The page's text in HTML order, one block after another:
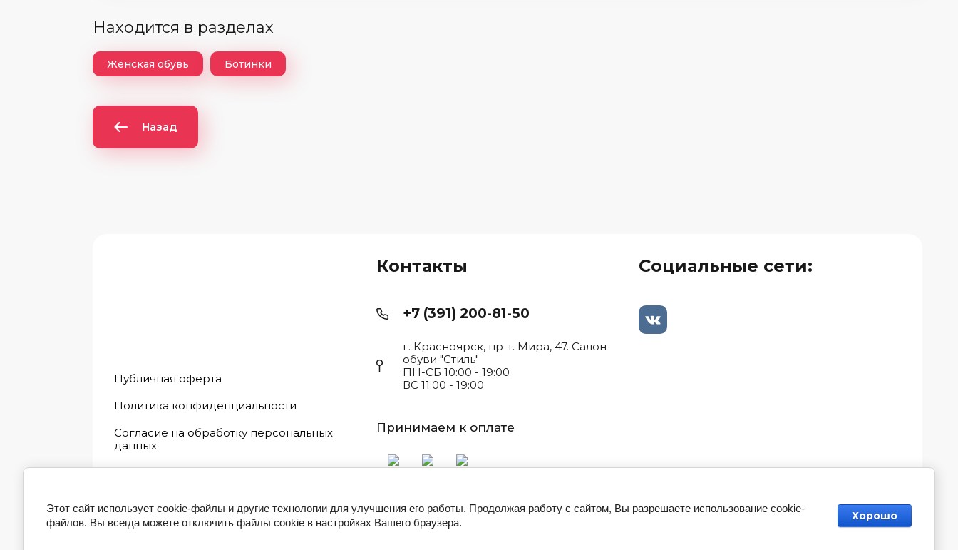
Находится в разделах
Женская обувь Ботинки
Назад
Публичная оферта
Политика конфиденциальности
Согласие на обработку персональных
данных
© [2025] [Стиль Немецкая обувь]
Контакты
+7 (391) 200-81-50
г. Красноярск, пр-т. Мира, 47. Салон
обуви "Стиль"
ПН-СБ 10:00 - 19:00
ВС 11:00 - 19:00
Социальные сети:
Принимаем к оплате
в студии Мегагрупп.
Этот сайт использует cookie-файлы и другие технологии для улучшения его работы. Продолжая работу с сайтом, Вы разрешаете использование cookie-
файлов. Вы всегда можете отключить файлы cookie в настройках Вашего браузера.
Хорошо